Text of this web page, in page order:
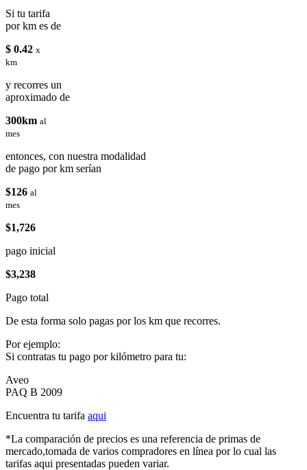
Si tu tarifa
por km es de
$ 0.42 x
km
y recorres un
aproximado de
300km al
mes
entonces, con nuestra modalidad
de pago por km serían
$126 al
mes
$1,726
pago inicial
$3,238
Pago total
De esta forma solo pagas por los km que recorres.
Por ejemplo:
Si contratas tu pago por kilómetro para tu:
Aveo
PAQ B 2009
Encuentra tu tarifa aqui
*La comparación de precios es una referencia de primas de
mercado,tomada de varios compradores en línea por lo cual las
tarifas aqui presentadas pueden variar.